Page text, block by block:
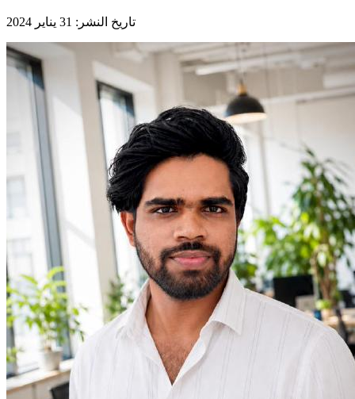
تاريخ النشر : 31 يناير 2024